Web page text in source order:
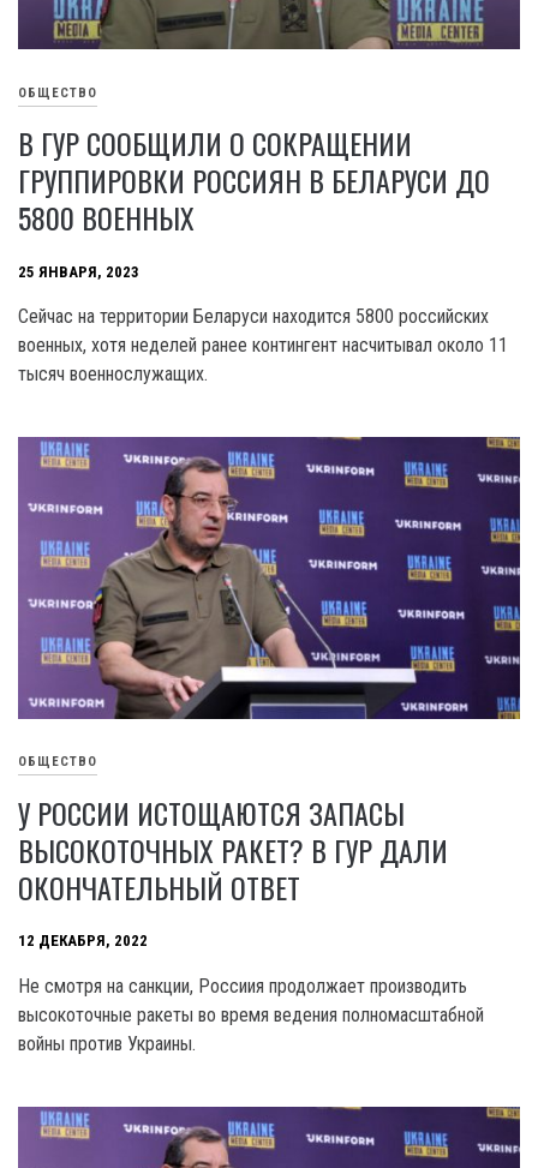
ОБЩЕСТВО
В ГУР СООБЩИЛИ О СОКРАЩЕНИИ
ГРУППИРОВКИ РОССИЯН В БЕЛАРУСИ ДО
5800 ВОЕННЫХ
25 ЯНВАРЯ, 2023
Сейчас на территории Беларуси находится 5800 российских
военных, хотя неделей ранее контингент насчитывал около 11
тысяч военнослужащих.
ОБЩЕСТВО
У РОССИИ ИСТОЩАЮТСЯ ЗАПАСЫ
ВЫСОКОТОЧНЫХ РАКЕТ? В ГУР ДАЛИ
ОКОНЧАТЕЛЬНЫЙ ОТВЕТ
12 ДЕКАБРЯ, 2022
Не смотря на санкции, Россиия продолжает производить
высокоточные ракеты во время ведения полномасштабной
войны против Украины.